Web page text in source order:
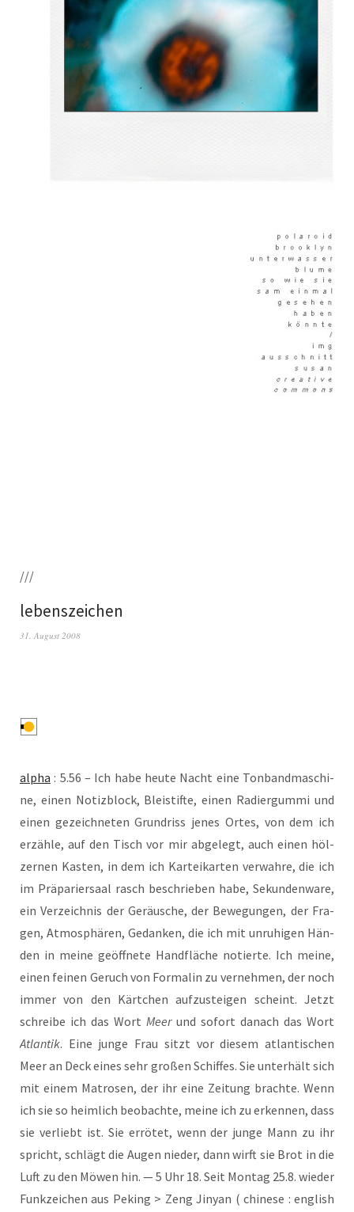
///
lebenszeichen
31. August 2008
alpha : 5.56 – Ich habe heu­te Nacht eine Ton­band­ma­schi­
ne, einen Notiz­block, Blei­stif­te, einen Radier­gum­mi und
einen gezeich­ne­ten Grund­riss jenes Ortes, von dem ich
erzäh­le, auf den Tisch vor mir abge­legt, auch einen höl­
zer­nen Kas­ten, in dem ich Kar­tei­kar­ten ver­wah­re, die ich
im Prä­pa­rier­saal rasch beschrie­ben habe, Sekun­den­wa­re,
ein Ver­zeich­nis der Geräu­sche, der Bewe­gun­gen, der Fra­
gen, Atmo­sphä­ren, Gedan­ken, die ich mit unru­hi­gen Hän­
den in mei­ne geöff­ne­te Hand­flä­che notier­te. Ich mei­ne,
einen fei­nen Geruch von For­ma­lin zu ver­neh­men, der noch
immer von den Kärt­chen auf­zu­stei­gen scheint. Jetzt
schrei­be ich das Wort Meerund sofort danach das Wort
Atlan­tik. Eine jun­ge Frau sitzt vor die­sem atlan­ti­schen
Meer an Deck eines sehr gro­ßen Schif­fes. Sie unter­hält sich
mit einem Matro­sen, der ihr eine Zei­tung brach­te. Wenn
ich sie so heim­lich beob­ach­te, mei­ne ich zu erken­nen, dass
sie ver­liebt ist. Sie errö­tet, wenn der jun­ge Mann zu ihr
spricht, schlägt die Augen nie­der, dann wirft sie Brot in die
Luft zu den Möwen hin. — 5 Uhr 18. Seit Mon­tag 25.8. wie­der
Funk­zei­chen aus Peking > Zeng Jin­yan ( chi­ne­se : eng­lish